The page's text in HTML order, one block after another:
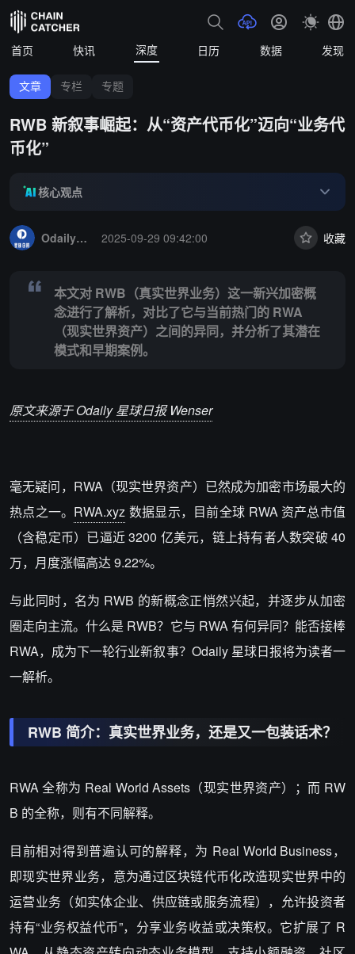
首页 快讯 深度 日历 数据 发现
文章 专栏 专题
RWB 新叙事崛起：从“资产代币化”迈向“业务代
币化”
核心观点
OdailyNews
2025-09-29 09:42:00 收藏
本文对 RWB（真实世界业务）这一新兴加密概
念进行了解析，对比了它与当前热门的 RWA
（现实世界资产）之间的异同，并分析了其潜在
模式和早期案例。
原文来源于 Odaily 星球日报Wenser
毫无疑问，RWA（现实世界资产）已然成为加密市场最大的
热点之一。 RWA.xyz 数据显示，目前全球 RWA 资产总市值
（含稳定币）已逼近 3200 亿美元，链上持有者人数突破 40
万，月度涨幅高达 9.22%。
与此同时，名为 RWB 的新概念正悄然兴起，并逐步从加密
圈走向主流。什么是 RWB？它与 RWA 有何异同？能否接棒
RWA，成为下一轮行业新叙事？Odaily 星球日报将为读者一
一解析。
RWB 简介：真实世界业务，还是又一包装话术？
RWA 全称为 Real World Assets（现实世界资产）；而 RW
B 的全称，则有不同解释。
目前相对得到普遍认可的解释，为 Real World Business，
即现实世界业务，意为通过区块链代币化改造现实世界中的
运营业务（如实体企业、供应链或服务流程），允许投资者
持有“业务权益代币”，分享业务收益或决策权。它扩展了 R